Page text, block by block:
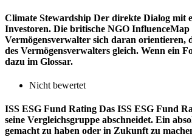
Climate Stewardship Der direkte Dialog mit
Investoren. Die britische NGO
Vermögensverwalter sich daran orientieren,
des Vermögensverwalters gleich. Wenn ein
dazu im Glossar.
Nicht bewertet
ISS ESG Fund Rating Das ISS ESG Fund
seine Vergleichsgruppe abschneidet. Ein
gemacht zu haben oder in Zukunft zu